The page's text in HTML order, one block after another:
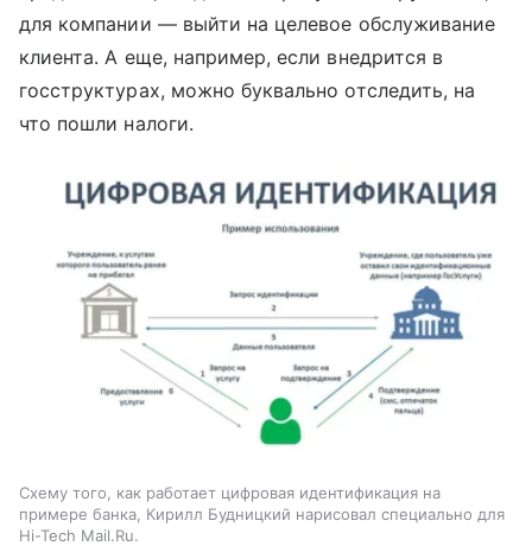
для компании — выйти на целевое обслуживание
клиента. А еще, например, если внедрится в
госструктурах, можно буквально отследить, на
что пошли налоги.
Схему того, как работает цифровая идентификация на
примере банка, Кирилл Будницкий нарисовал специально для
Hi-Tech Mail.Ru.